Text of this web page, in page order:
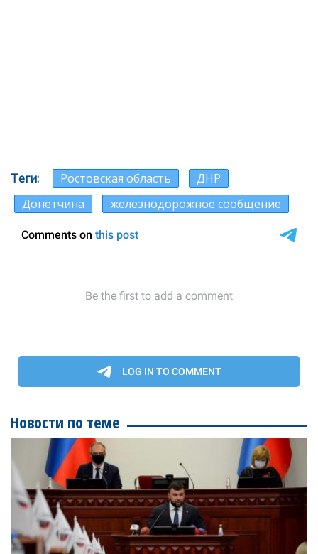
Теги Ростовская область
ДНР
Донетчина
железнодорожное сообщение
Новости по теме